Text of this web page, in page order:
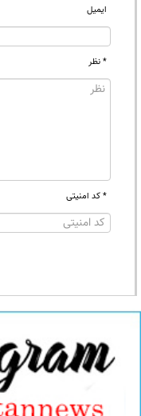
ایمیل
* نظر
* کد امنیتی